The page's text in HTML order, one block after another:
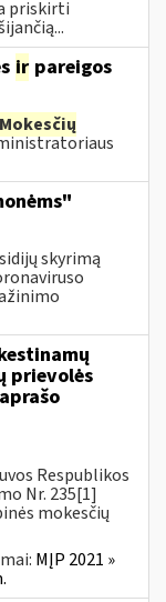
priskirti
ir pareigos
Mokesčių
skyrimą
prievolės
Respublikos
Nr. 235[1]
mokesčių
MĮP 2021 »